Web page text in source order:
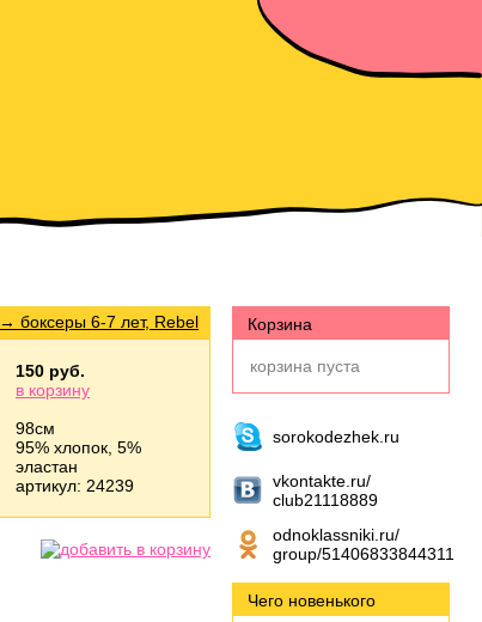
→ боксеры 6-7 лет, Rebel
150 руб.
в корзину
98см
95% хлопок, 5%
эластан
артикул: 24239
Корзина
корзина пуста
sorokodezhek.ru
vkontakte.ru/
club21118889
odnoklassniki.ru/
group/51406833844311
Чего новенького